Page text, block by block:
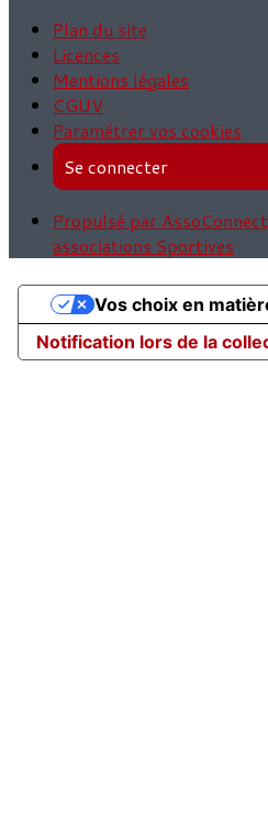
Plan du site
Licences
Mentions légales
CGUV
Paramétrer vos cookies
Se connecter
Propulsé par
associations Sportives
Notification lors de la
Vos choix en